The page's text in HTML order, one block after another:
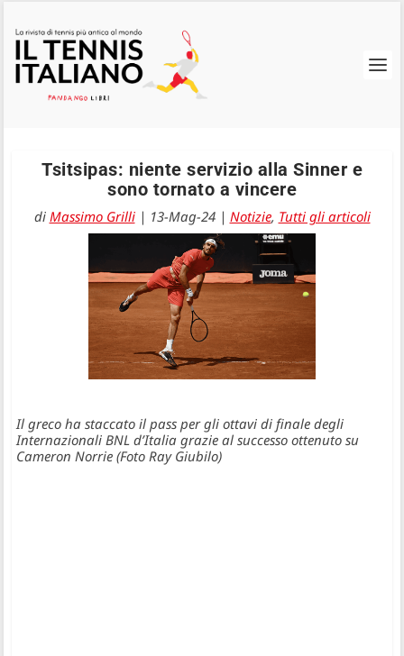
Tsitsipas: niente servizio alla Sinner e
sono tornato a vincere
di Massimo Grilli| 13-Mag-24| Notizie, Tutti gli articoli
Il greco ha staccato il pass per gli ottavi di finale degli
Internazionali BNL d’Italia grazie al successo ottenuto su
Cameron Norrie (Foto Ray Giubilo)